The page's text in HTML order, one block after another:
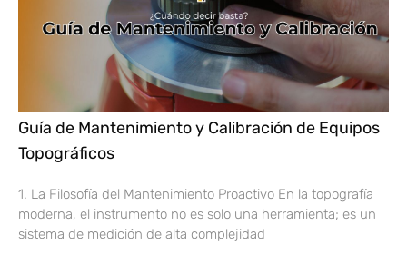
Guía de Mantenimiento y Calibración de Equipos
Topográficos
1. La Filosofía del Mantenimiento Proactivo En la topografía
moderna, el instrumento no es solo una herramienta; es un
sistema de medición de alta complejidad